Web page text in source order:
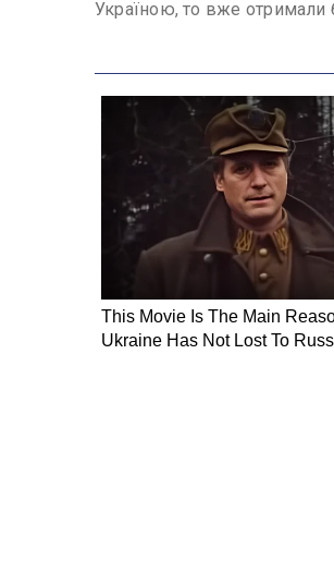
Україною, то вже отримали